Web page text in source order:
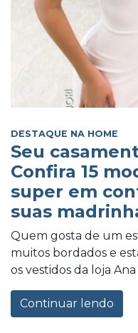
DESTAQUE NA HOME
Seu
Confira 15
super em
suas
Quem gosta de um
muitos bordados e
os vestidos da loja
Continuar lendo